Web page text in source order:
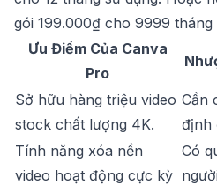
gói 199.000₫ cho 9999
Ưu Điểm Của Canva
Pro
Sở hữu hàng triệu video
stock chất lượng 4K.
Cần
định
Tính năng xóa nền
video hoạt động cực kỳ
Có